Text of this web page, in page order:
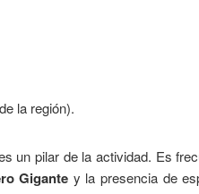
la región).
un pilar de la actividad. Es
Gigante y la presencia de